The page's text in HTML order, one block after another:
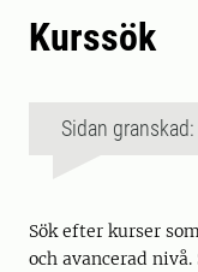
Kurssök
Sidan
Sök efter kurser
och avancerad